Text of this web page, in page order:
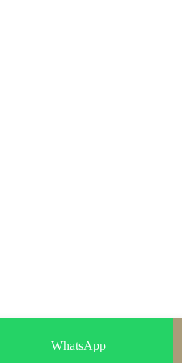
WhatsApp